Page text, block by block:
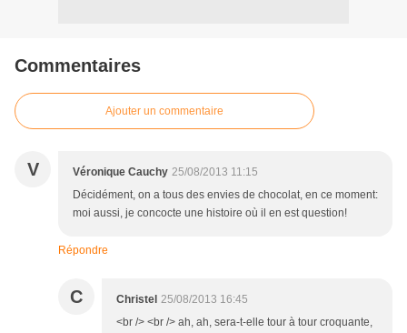
Commentaires
Ajouter un commentaire
V Véronique Cauchy 25/08/2013 11:15
Décidément, on a tous des envies de chocolat, en ce moment:
moi aussi, je concocte une histoire où il en est question!
Répondre
C Christel 25/08/2013 16:45
<br /> <br /> ah, ah, sera-t-elle tour à tour croquante,